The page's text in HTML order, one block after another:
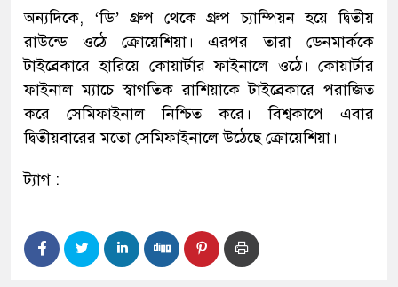
অন্যদিকে, ‘ডি’ গ্রুপ থেকে গ্রুপ চ্যাম্পিয়ন হয়ে দ্বিতীয়
রাউন্ডে ওঠে ক্রোয়েশিয়া। এরপর তারা ডেনমার্ককে
টাইব্রেকারে হারিয়ে কোয়ার্টার ফাইনালে ওঠে। কোয়ার্টার
ফাইনাল ম্যাচে স্বাগতিক রাশিয়াকে টাইব্রেকারে পরাজিত
করে সেমিফাইনাল নিশ্চিত করে। বিশ্বকাপে এবার
দ্বিতীয়বারের মতো সেমিফাইনালে উঠেছে ক্রোয়েশিয়া।
ট্যাগ :